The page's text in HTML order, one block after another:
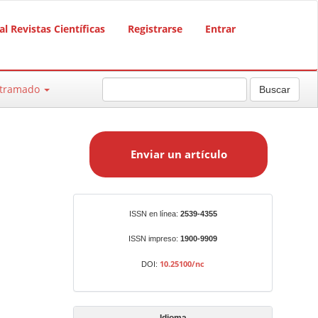
Revistas Científicas Registrarse Entrar
Buscar
a
t
í
Enviar un artículo
ISSN en línea: 2539-4355
ISSN impreso: 1900-9909
DOI: 10.25100/nc